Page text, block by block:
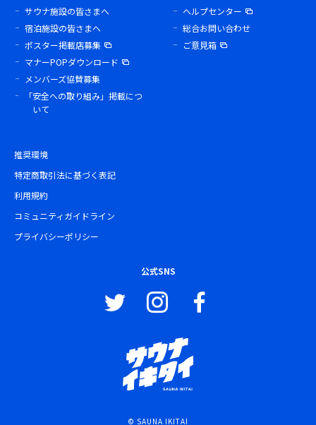
サウナ施設の皆さまへ
宿泊施設の皆さまへ
ポスター掲載店募集
マナーPOPダウンロード
メンバーズ協賛募集
「安全への取り組み」掲載につ
いて
ヘルプセンター
総合お問い合わせ
ご意見箱
推奨環境
特定商取引法に基づく表記
利用規約
コミュニティガイドライン
プライバシーポリシー
公式SNS
© SAUNA IKITAI